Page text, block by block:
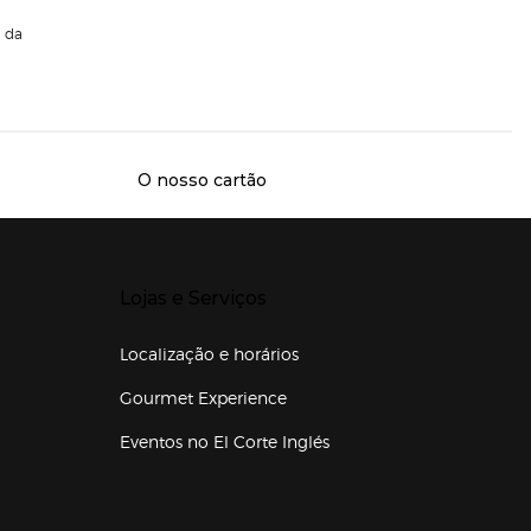
da
O nosso cartão
Localização e horários
Gourmet Experience
Eventos no El Corte Inglés